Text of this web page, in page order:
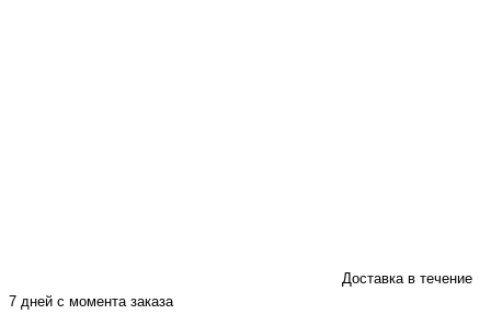
Доставка в течение
7 дней с момента заказа